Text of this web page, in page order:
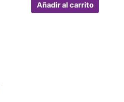
Añadir al carrito